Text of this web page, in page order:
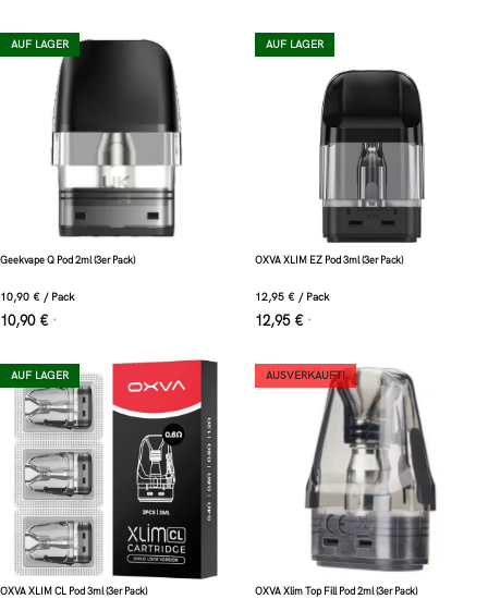
AUF LAGER
Geekvape Q Pod 2ml (3er Pack)
10,90 € / Pack
10,90 € *
AUF LAGER
OXVA XLIM EZ Pod 3ml (3er Pack)
12,95 € / Pack
12,95 € *
AUF LAGER
OXVA XLIM CL Pod 3ml (3er Pack)
AUSVERKAUFT!
OXVA Xlim Top Fill Pod 2ml (3er Pack)